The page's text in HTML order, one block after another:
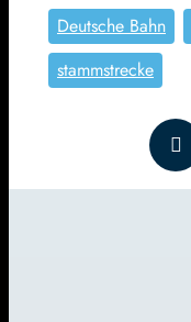
Deutsche Bahn
stammstrecke